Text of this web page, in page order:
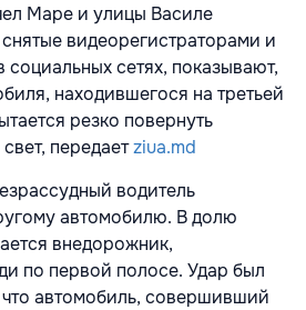
Маре и улицы Василе
видеорегистраторами и
сетях, показывают,
находившегося на третьей
резко повернуть
передаетziua.md
водитель
автомобилю. В долю
внедорожник,
по первой полосе. Удар был
автомобиль, совершивший